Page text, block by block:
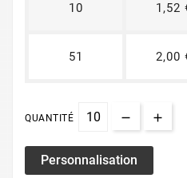
10 1,52
51 2,00
QUANTITÉ
Personnalisation